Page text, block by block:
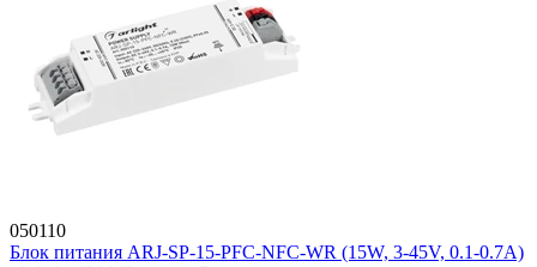
050110
Блок питания ARJ-SP-15-PFC-NFC-WR (15W, 3-45V, 0.1-0.7A)